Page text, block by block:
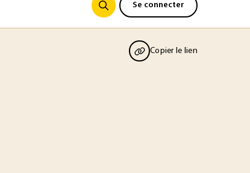
Se connecter
Copier le lien